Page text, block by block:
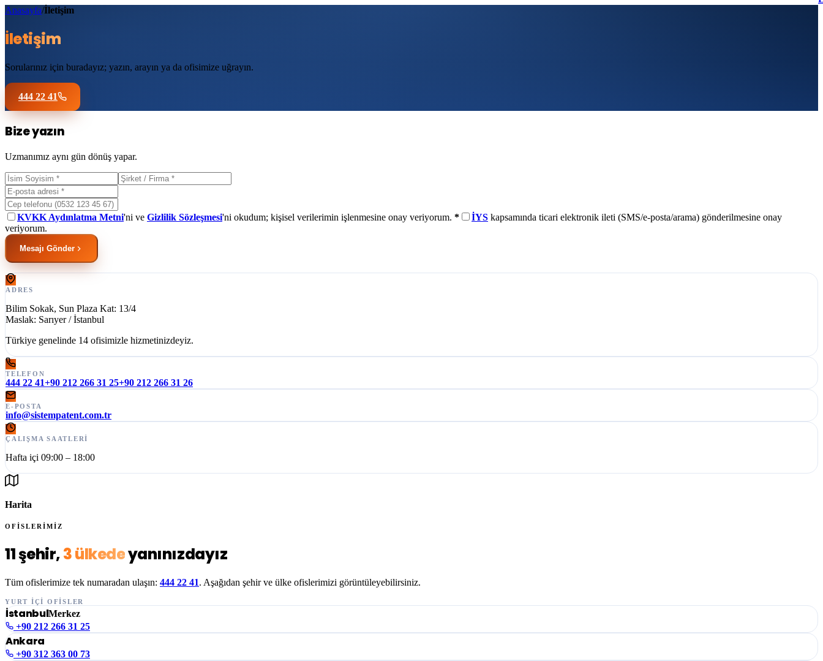
Anasayfa/İletişim
İletişim
Sorularınız için buradayız; yazın, arayın ya da ofisimize uğrayın.
444 22 41
Bize yazın
Uzmanımız aynı gün dönüş yapar.
KVKK Aydınlatma Metni'ni ve Gizlilik Sözleşmesi'ni okudum; kişisel verilerimin işlenmesine onay veriyorum. * İYS kapsamında ticari elektronik ileti (SMS/e-posta/arama) gönderilmesine onay
veriyorum.
Mesajı Gönder
ADRES
Bilim Sokak, Sun Plaza Kat: 13/4
Maslak: Sarıyer / İstanbul
Türkiye genelinde 14 ofisimizle hizmetinizdeyiz.
TELEFON
444 22 41+90 212 266 31 25+90 212 266 31 26
E-POSTA
info@sistempatent.com.tr
ÇALIŞMA SAATLERI
Hafta içi 09:00 – 18:00
Harita
OFİSLERİMİZ
11 şehir,3 ülkedeyanınızdayız
Tüm ofislerimize tek numaradan ulaşın: 444 22 41. Aşağıdan şehir ve ülke ofislerimizi görüntüleyebilirsiniz.
YURT İÇİ OFİSLER
İstanbulMerkez
+90 212 266 31 25
Ankara
+90 312 363 00 73